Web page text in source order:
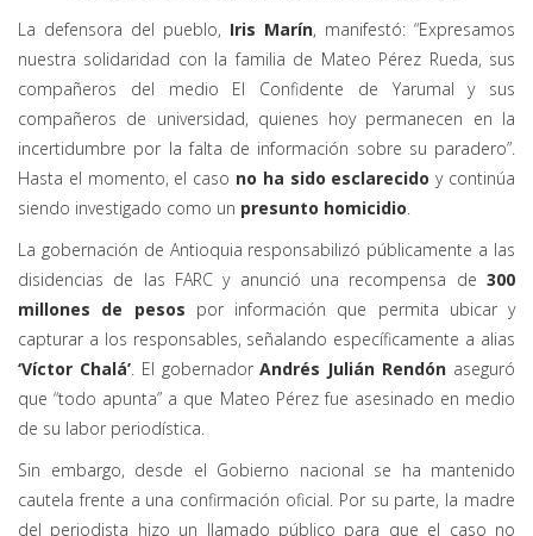
La defensora del pueblo, Iris Marín, manifestó: “Expresamos
nuestra solidaridad con la familia de Mateo Pérez Rueda, sus
compañeros del medio El Confidente de Yarumal y sus
compañeros de universidad, quienes hoy permanecen en la
incertidumbre por la falta de información sobre su paradero”.
Hasta el momento, el caso no ha sido esclarecido y continúa
siendo investigado como un presunto homicidio
La gobernación de Antioquia responsabilizó públicamente a las
disidencias de las FARC y anunció una recompensa de 300
millones de pesos por información que permita ubicar y
capturar a los responsables, señalando específicamente a alias
‘Víctor Chalá’. El gobernadorAndrés Julián Rendón aseguró
que “todo apunta” a que Mateo Pérez fue asesinado en medio
de su labor periodística.
Sin embargo, desde el Gobierno nacional se ha mantenido
cautela frente a una confirmación oficial. Por su parte, la madre
del periodista hizo un llamado público para que el caso no